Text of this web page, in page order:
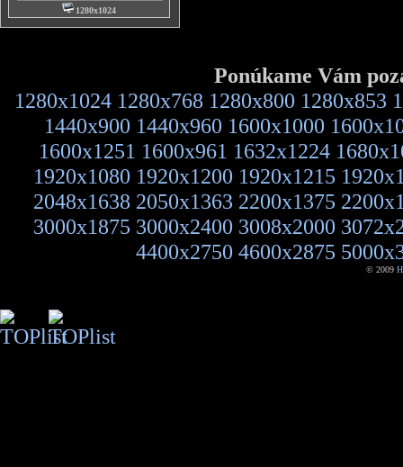
1280x1024
Ponúkame Vám
1280x1024 1280x768 1280x800 1280x853
1440x900 1440x960 1600x1000
1600x1251 1600x961 1632x1224
1920x1080 1920x1200 1920x1215
2048x1638 2050x1363 2200x1375
3000x1875 3000x2400 3008x2000
4400x2750 4600x2875
© 2009